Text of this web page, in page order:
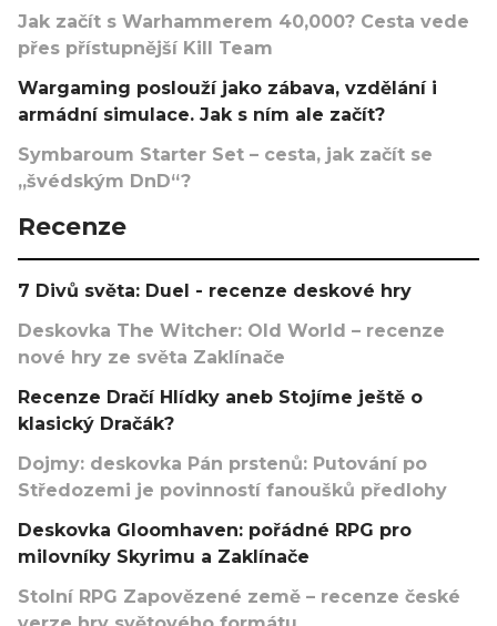
Jak začít s Warhammerem 40,000? Cesta vede
přes přístupnější Kill Team
Wargaming poslouží jako zábava, vzdělání i
armádní simulace. Jak s ním ale začít?
Symbaroum Starter Set – cesta, jak začít se
„švédským DnD“?
Recenze
7 Divů světa: Duel - recenze deskové hry
Deskovka The Witcher: Old World – recenze
nové hry ze světa Zaklínače
Recenze Dračí Hlídky aneb Stojíme ještě o
klasický Dračák?
Dojmy: deskovka Pán prstenů: Putování po
Středozemi je povinností fanoušků předlohy
Deskovka Gloomhaven: pořádné RPG pro
milovníky Skyrimu a Zaklínače
Stolní RPG Zapovězené země – recenze české